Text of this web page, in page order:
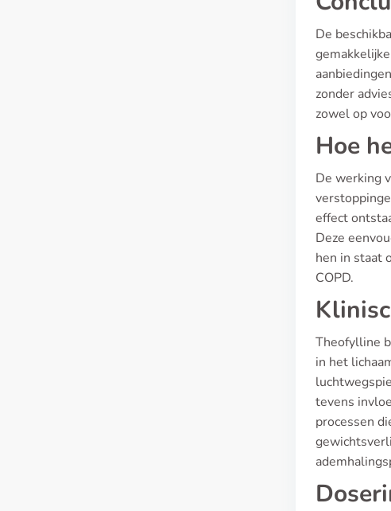
De
zonder
zowel op
Hoe
De werking
effect
Deze
hen in staat
COPD.
Theofylline
in het
tevens
processen